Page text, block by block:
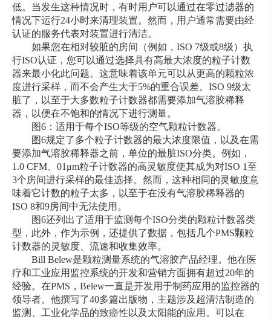
低。当发生这种情况时，有时用户可以通过在零过滤器的
情况下运行24小时来清理装置。然而，用户通常需要由经
认证的服务代表对装置进行清洁。
如果您在相对较脏的房间（例如，ISO 7级或8级）执
行ISO认证，您可以通过选择具有高最大浓度的粒子计数
器来最小化此问题。这意味着该单元可以从更高的颗粒浓
度进行采样，而不会产生大于5%的重合误差。ISO 9级太
脏了，以至于大多数粒子计数器都需要添加气溶胶稀释
器，以便在不饱和的情况下进行测量。
图6：适用于每个ISO等级的空气颗粒计数器。
图6规定了多个粒子计数器的最大浓度限值，以及在需
要添加气溶胶稀释器之前，单位的最脏ISO分类。例如，
1.0 CFM、01μm粒子计数器的高灵敏度使其成为对ISO 1至
3个房间进行采样的最佳选择。然而，这种相同的灵敏度意
味着它计数的粒子太多，以至于在没有气溶胶稀释器的
ISO 8和9房间中无法使用。
图6还列出了适用于监测每个ISO分类的颗粒计数器类
型，此外，作为示例，还提供了数据，包括几个PMS颗粒
计数器的灵敏度、流速和收集效率。
Bill Belew是颗粒测量系统的气溶胶产品经理。他在医
疗和工业应用监控系统的开发和营销方面拥有超过20年的
经验。在PMS，Belew一直是开发用于制药应用的监控器的
领导者。他撰写了40多篇出版物，主题涉及超清洁制造的
监测、工业化学品的致癌性以及太阳能的应用。可以在